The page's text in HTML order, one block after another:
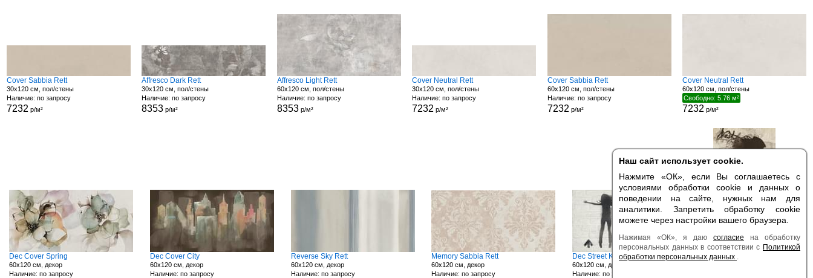
Наш сайт использует cookie.
Нажмите «ОК», если Вы соглашаетесь с
условиями обработки cookie и данных о
поведении на сайте, нужных нам для
аналитики. Запретить обработку cookie
можете через настройки вашего браузера.
Нажимая «ОК», я даю согласие на обработку
персональных данных в соответствии с Политикой
обработки персональных данных .
Cover Sabbia Rett
30x120 см, пол/стены
Наличие: по запросу
7232 р/м²
Affresco Dark Rett
30x120 см, пол/стены
Наличие: по запросу
8353 р/м²
Affresco Light Rett
60x120 см, пол/стены
Наличие: по запросу
8353р/м²
Cover Neutral Rett
30x120 см, пол/стены
Наличие: по запросу
7232 р/м²
Cover Sabbia Rett
60x120 см, пол/стены
Наличие: по запросу
7232 р/м²
Cover Neutral Rett
60x120 см, пол/стены
Свободно: 5.76 м²
7232 р/м²
Dec Cover Spring
60x120 см, декор
Наличие: по запросу
Dec Cover City
60x120 см, декор
Наличие: по запросу
Reverse Sky Rett
60x120 см, декор
Наличие: по запросу
Memory Sabbia Rett
60x120 см, декор
Наличие: по запросу
Dec Street Kid Why Matt
60x120 см, декор
Наличие: по запросу
Dec Cover Geisha